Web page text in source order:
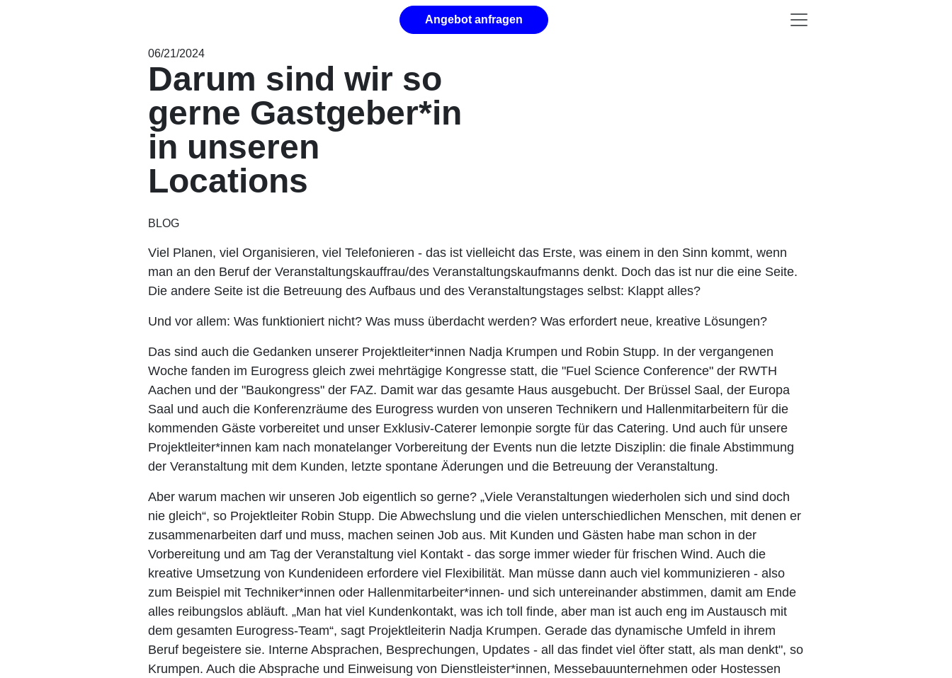
Angebot anfragen
06/21/2024
Darum sind wir so
gerne Gastgeber*in
in unseren
Locations
BLOG
Viel Planen, viel Organisieren, viel Telefonieren - das ist vielleicht das Erste, was einem in den Sinn kommt, wenn
man an den Beruf der Veranstaltungskauffrau/des Veranstaltungskaufmanns denkt. Doch das ist nur die eine Seite.
Die andere Seite ist die Betreuung des Aufbaus und des Veranstaltungstages selbst: Klappt alles?
Und vor allem: Was funktioniert nicht? Was muss überdacht werden? Was erfordert neue, kreative Lösungen?
Das sind auch die Gedanken unserer Projektleiter*innen Nadja Krumpen und Robin Stupp. In der vergangenen
Woche fanden im Eurogress gleich zwei mehrtägige Kongresse statt, die "Fuel Science Conference" der RWTH
Aachen und der "Baukongress" der FAZ. Damit war das gesamte Haus ausgebucht. Der Brüssel Saal, der Europa
Saal und auch die Konferenzräume des Eurogress wurden von unseren Technikern und Hallenmitarbeitern für die
kommenden Gäste vorbereitet und unser Exklusiv-Caterer lemonpie sorgte für das Catering. Und auch für unsere
Projektleiter*innen kam nach monatelanger Vorbereitung der Events nun die letzte Disziplin: die finale Abstimmung
der Veranstaltung mit dem Kunden, letzte spontane Äderungen und die Betreuung der Veranstaltung.
Aber warum machen wir unseren Job eigentlich so gerne? „Viele Veranstaltungen wiederholen sich und sind doch
nie gleich“, so Projektleiter Robin Stupp. Die Abwechslung und die vielen unterschiedlichen Menschen, mit denen er
zusammenarbeiten darf und muss, machen seinen Job aus. Mit Kunden und Gästen habe man schon in der
Vorbereitung und am Tag der Veranstaltung viel Kontakt - das sorge immer wieder für frischen Wind. Auch die
kreative Umsetzung von Kundenideen erfordere viel Flexibilität. Man müsse dann auch viel kommunizieren - also
zum Beispiel mit Techniker*innen oder Hallenmitarbeiter*innen- und sich untereinander abstimmen, damit am Ende
alles reibungslos abläuft. „Man hat viel Kundenkontakt, was ich toll finde, aber man ist auch eng im Austausch mit
dem gesamten Eurogress-Team“, sagt Projektleiterin Nadja Krumpen. Gerade das dynamische Umfeld in ihrem
Beruf begeistere sie. Interne Absprachen, Besprechungen, Updates - all das findet viel öfter statt, als man denkt", so
Krumpen. Auch die Absprache und Einweisung von Dienstleister*innen, Messebauunternehmen oder Hostessen